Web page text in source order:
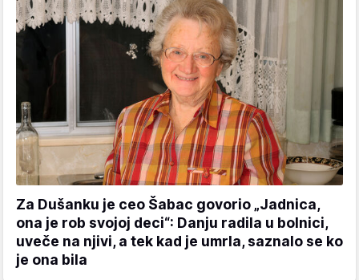
Za Dušanku je ceo Šabac govorio „Jadnica,
ona je rob svojoj deci“: Danju radila u bolnici,
uveče na njivi, a tek kad je umrla, saznalo se ko
je ona bila